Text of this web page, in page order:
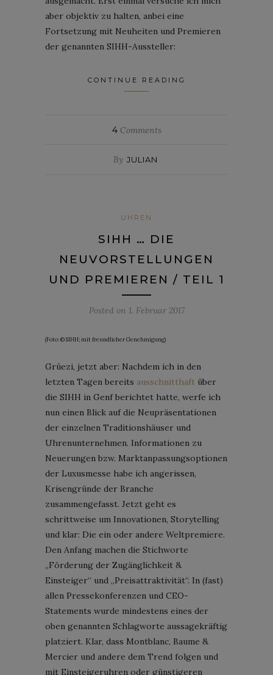
aber objektiv zu halten, anbei eine
Fortsetzung mit Neuheiten und Premieren
der genannten SIHH-Aussteller:
CONTINUE READING
4Comments
By JULIAN
UHREN
SIHH … DIE
NEUVORSTELLUNGEN
UND PREMIEREN / TEIL 1
Posted on 1. Februar 2017
(Foto: © SIHH; mit freundlicher Genehmigung)
Grüezi, jetzt aber: Nachdem ich in den
letzten Tagen bereits ausschnitthaft über
die SIHH in Genf berichtet hatte, werfe ich
nun einen Blick auf die Neupräsentationen
der einzelnen Traditionshäuser und
Uhrenunternehmen. Informationen zu
Neuerungen bzw. Marktanpassungsoptionen
der Luxusmesse habe ich angerissen,
Krisengründe der Branche
zusammengefasst. Jetzt geht es
schrittweise um Innovationen, Storytelling
und klar: Die ein oder andere Weltpremiere.
Den Anfang machen die Stichworte
„Förderung der Zugänglichkeit &
Einsteiger“ und „Preisattraktivität“. In (fast)
allen Pressekonferenzen und CEO-
Statements wurde mindestens eines der
oben genannten Schlagworte aussagekräftig
platziert. Klar, dass Montblanc, Baume &
Mercier und andere dem Trend folgen und
mit Einsteigeruhren oder günstigeren